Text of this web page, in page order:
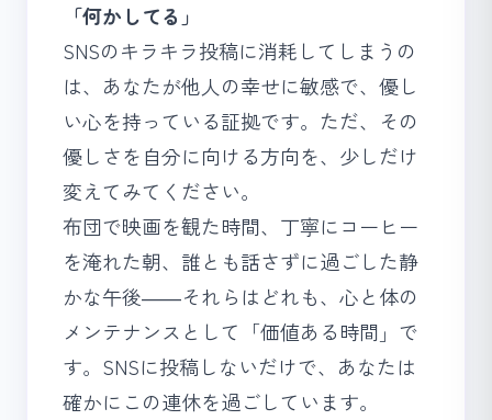
「何かしてる」
SNSのキラキラ投稿に消耗してしまうの
は、あなたが他人の幸せに敏感で、優し
い心を持っている証拠です。ただ、その
優しさを自分に向ける方向を、少しだけ
変えてみてください。
布団で映画を観た時間、丁寧にコーヒー
を淹れた朝、誰とも話さずに過ごした静
かな午後――それらはどれも、心と体の
メンテナンスとして「価値ある時間」で
す。SNSに投稿しないだけで、あなたは
確かにこの連休を過ごしています。